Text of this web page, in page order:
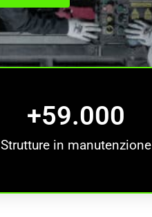
Strutture in manutenzione
+59.000